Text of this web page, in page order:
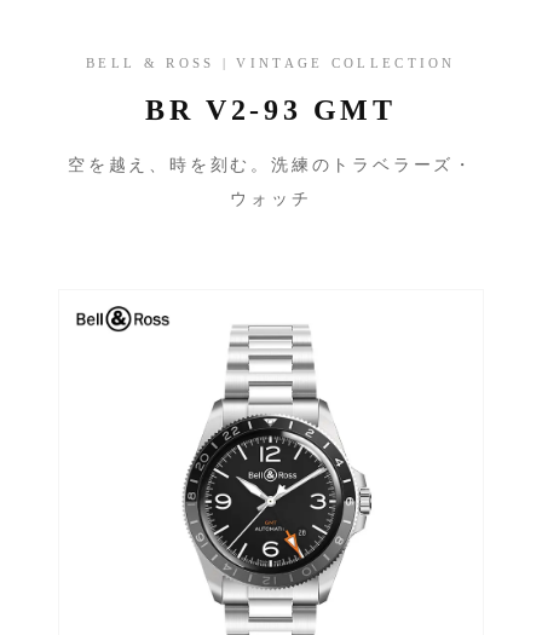
BELL & ROSS | VINTAGE COLLECTION
BR V2-93 GMT
空を越え、時を刻む。洗練のトラベラーズ・
ウォッチ